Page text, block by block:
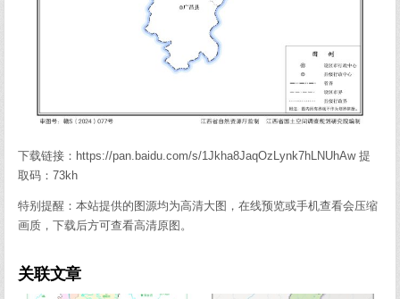
下载链接：https://pan.baidu.com/s/1Jkha8JaqOzLynk7hLNUhAw 提
取码：73kh
特别提醒：本站提供的图源均为高清大图，在线预览或手机查看会压缩
画质，下载后方可查看高清原图。
关联文章